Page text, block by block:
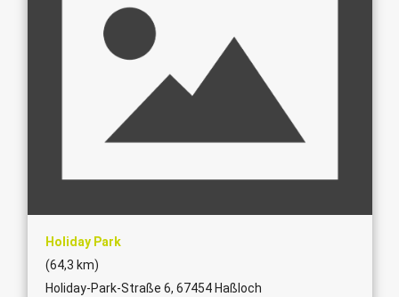
Holiday Park
(64,3 km)
Holiday-Park-Straße 6, 67454 Haßloch